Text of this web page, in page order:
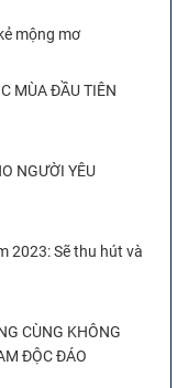
mộng mơ
MÙA ĐẦU TIÊN
NGƯỜI YÊU
2023: Sẽ thu hút và
CÙNG KHÔNG
ĐỘC ĐÁO